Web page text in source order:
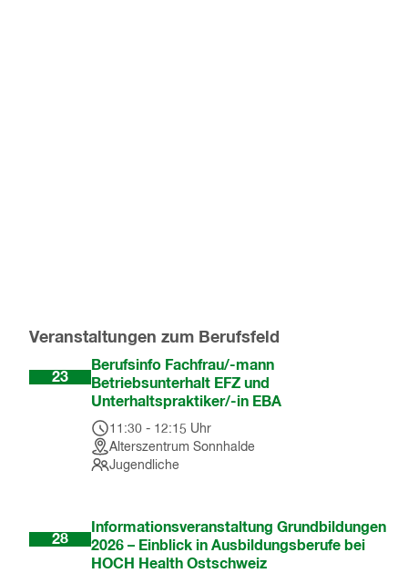
Veranstaltungen zum Berufsfeld
23
Berufsinfo Fachfrau/-mann
Betriebsunterhalt EFZ und
Unterhaltspraktiker/-in EBA
11:30 - 12:15 Uhr
Alterszentrum Sonnhalde
Jugendliche
28
Informationsveranstaltung Grundbildungen
2026 – Einblick in Ausbildungsberufe bei
HOCH Health Ostschweiz